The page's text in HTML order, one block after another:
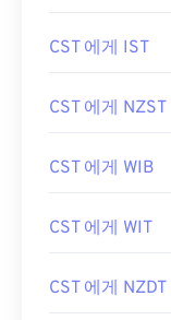
CST 에게 IST
CST 에게 NZST
CST 에게 WIB
CST 에게 WIT
CST 에게 NZDT